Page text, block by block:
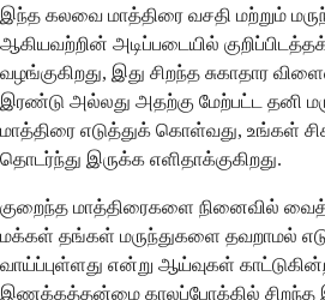
இந்த கலவை மாத்திரை வசதி மற்றும்
ஆகியவற்றின் அடிப்படையில்
வழங்குகிறது, இது சிறந்த சுகாதார
இரண்டு அல்லது அதற்கு மேற்பட்ட தனி
மாத்திரை எடுத்துக் கொள்வது, உங்கள்
தொடர்ந்து இருக்க எளிதாக்குகிறது.
குறைந்த மாத்திரைகளை நினைவில்
மக்கள் தங்கள் மருந்துகளை தவறாமல்
வாய்ப்புள்ளது என்று ஆய்வுகள்
இணக்கத்தன்மை காலப்போக்கில் சிறந்த